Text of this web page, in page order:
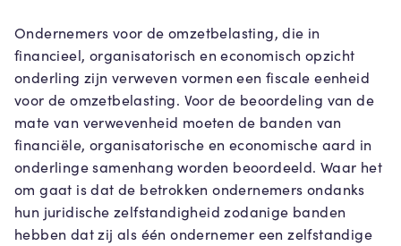
Ondernemers voor de omzetbelasting, die in
financieel, organisatorisch en economisch opzicht
onderling zijn verweven vormen een fiscale eenheid
voor de omzetbelasting. Voor de beoordeling van de
mate van verwevenheid moeten de banden van
financiële, organisatorische en economische aard in
onderlinge samenhang worden beoordeeld. Waar het
om gaat is dat de betrokken ondernemers ondanks
hun juridische zelfstandigheid zodanige banden
hebben dat zij als één ondernemer een zelfstandige